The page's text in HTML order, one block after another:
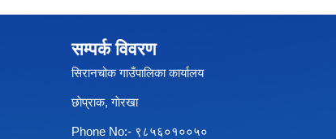
सम्पर्क विवरण
सिरानचोक गाउँपालिका कार्यालय
छाेप्राक, गाेरखा
Phone No:- ९८५६०१००५०